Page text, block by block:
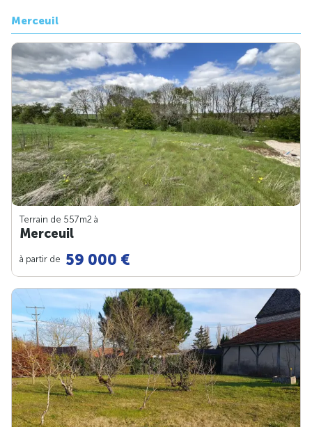
Merceuil
Terrain de 557m2 à
Merceuil
à partir de 59 000 €